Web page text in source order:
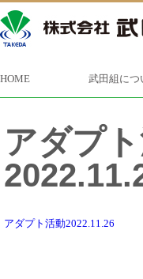
HOME 武田組につ
アダプ
アダプト活動2022.11.26